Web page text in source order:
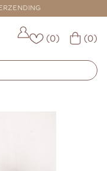
VERZONDEN
(0) (0)